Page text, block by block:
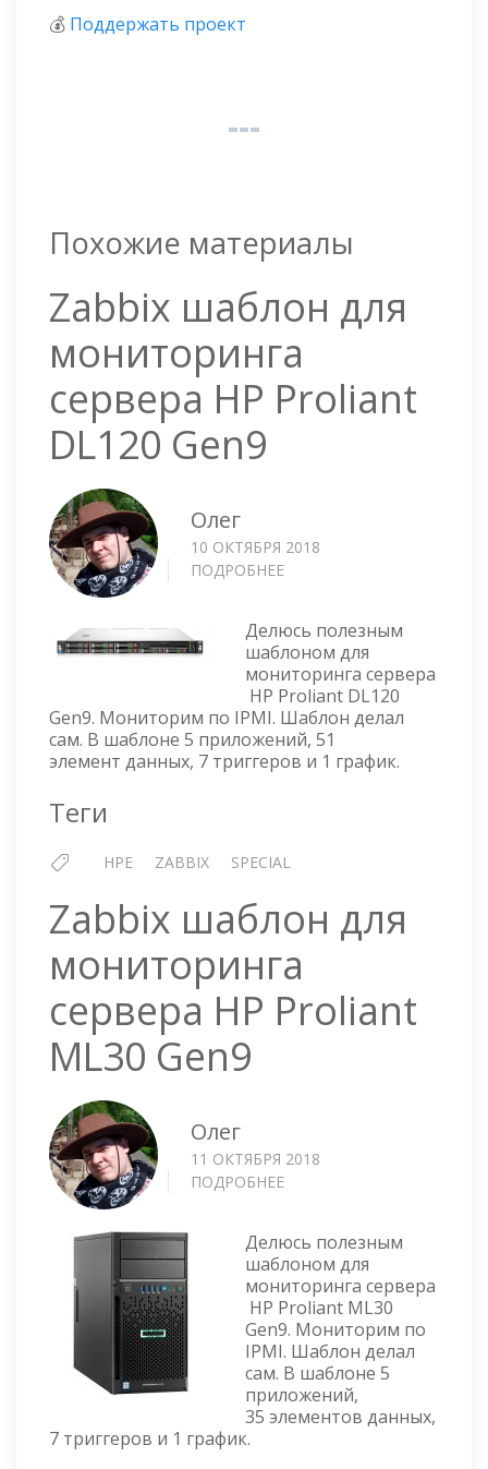
💰 Поддержать проект
Похожие материалы
Zabbix шаблон для
мониторинга
сервера HP Proliant
DL120 Gen9
Олег
10 ОКТЯБРЯ 2018
ПОДРОБНЕЕ
ДЛЯ
МОНИТОРИНГА
СЕРВЕРА
HP
PROLIANT
DL120
Делюсь полезным
шаблоном для
мониторинга сервера
HP Proliant DL120
Gen9. Мониторим по IPMI. Шаблон делал
сам. В шаблоне 5 приложений, 51
элемент данных, 7 триггеров и 1 график.
Теги
HPE ZABBIX SPECIAL
Zabbix шаблон для
мониторинга
сервера HP Proliant
ML30 Gen9
Олег
11 ОКТЯБРЯ 2018
ПОДРОБНЕЕ
ДЛЯ
МОНИТОРИНГА
СЕРВЕРА
HP
PROLIANT
ML30
GEN9
Делюсь полезным
шаблоном для
мониторинга сервера
HP Proliant ML30
Gen9. Мониторим по
IPMI. Шаблон делал
сам. В шаблоне 5
приложений,
35 элементов данных,
7 триггеров и 1 график.